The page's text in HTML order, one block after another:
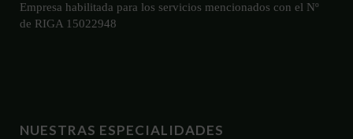
Empresa habilitada para los servicios mencionados con el Nº
de RIGA 15022948
NUESTRAS ESPECIALIDADES